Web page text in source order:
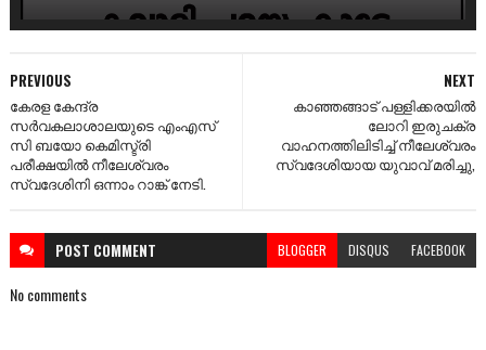
NEXT
കാഞ്ഞങ്ങാട് പള്ളിക്കരയിൽ
ലോറി ഇരുചക്ര
വാഹനത്തിലിടിച്ച് നീലേശ്വരം
സ്വദേശിയായ യുവാവ് മരിച്ചു,
PREVIOUS
കേരള കേന്ദ്ര
സർവകലാശാലയുടെ എംഎസ്
സി ബയോ കെമിസ്ട്രി
പരീക്ഷയിൽ നീലേശ്വരം
സ്വദേശിനി ഒന്നാം റാങ്ക് നേടി.
POST COMMENT BLOGGER DISQUS FACEBOOK
No comments